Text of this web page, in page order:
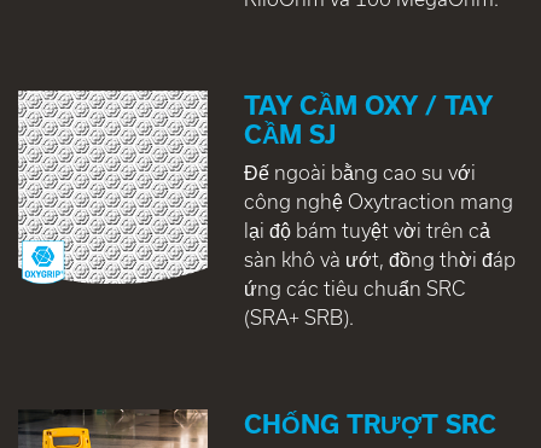
TAY CẦM OXY / TAY
CẦM SJ
Đế ngoài bằng cao su với
công nghệ Oxytraction mang
lại độ bám tuyệt vời trên cả
sàn khô và ướt, đồng thời đáp
ứng các tiêu chuẩn SRC
(SRA+ SRB).
CHỐNG TRƯỢT SRC